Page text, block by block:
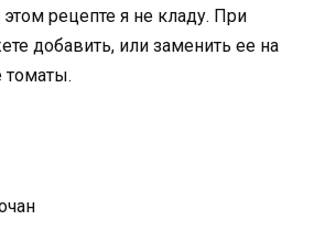
рецепте я не кладу. При
добавить, или заменить ее на
томаты.